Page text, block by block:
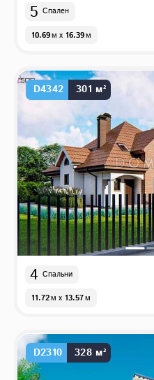
5 Спален
10.69м x 16.39м
D4342 301 м²
4 Спальни
11.72м x 13.57м
D2310 328 м²